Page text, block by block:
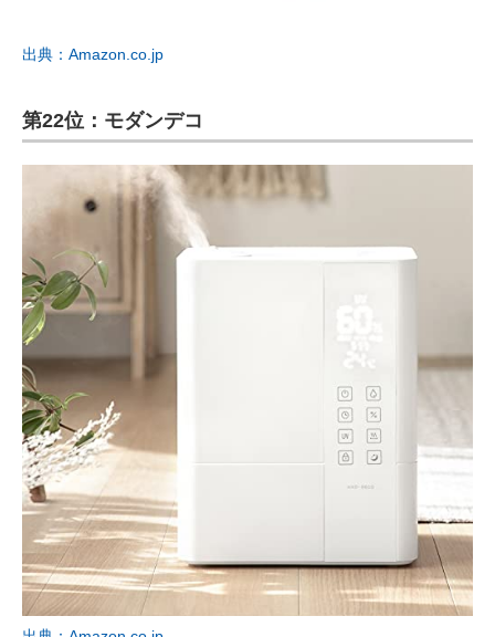
出典：Amazon.co.jp
第22位：モダンデコ